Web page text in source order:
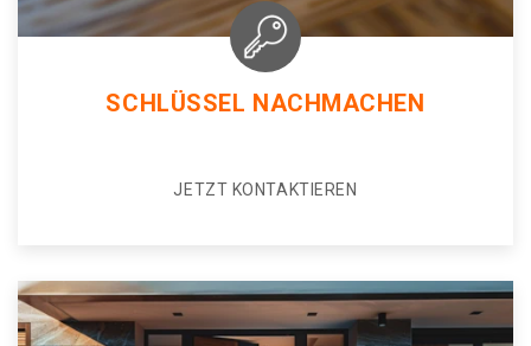
SCHLÜSSEL NACHMACHEN
JETZT KONTAKTIEREN